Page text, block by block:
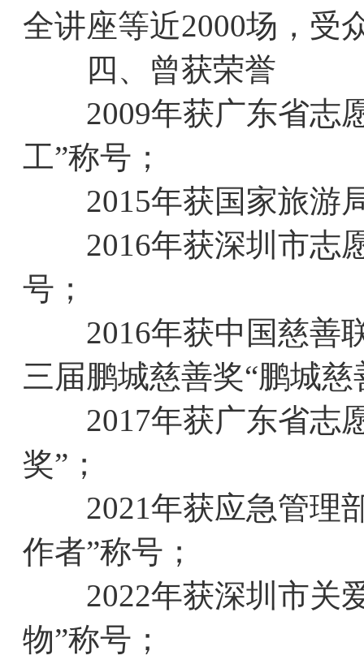
全讲座等近2000场，受
四、曾获荣誉
2009年获广东省志愿
工”称号；
2015年获国家旅游局
2016年获深圳市志愿
号；
2016年获中国慈善联
三届鹏城慈善奖“鹏城
2017年获广东省志愿
奖”；
2021年获应急管理部
作者”称号；
2022年获深圳市关爱
物”称号；